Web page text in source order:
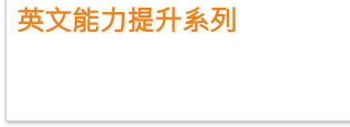
英文能力提升系列